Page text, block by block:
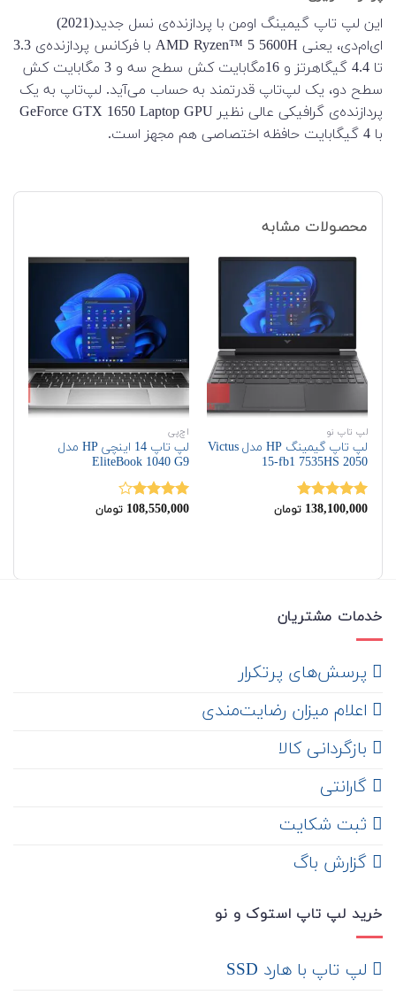
این لپ تاپ گیمینگ اومن با پردازنده‌‌ی نسل جدید(2021)
ای‌ام‌دی، یعنی AMD Ryzen™ 5 5600H با فرکانس پردازنده‌ی 3.3
تا 4.4 گیگاهرتز و 16مگابایت کش سطح سه و 3 مگابایت کش
سطح دو، یک لپ‌‌تاپ قدرتمند به حساب می‌آید. لپ‌تاپ به یک
پردازنده‌ی گرافیکی عالی نظیر GeForce GTX 1650 Laptop GPU
با 4 گیگابایت حافظه اختصاصی هم مجهز است.
محصولات مشابه
لپ تاپ نو
لپ تاپ گیمینگ HP مدل Victus
15-fb1 7535HS 2050
نمره5.00
138,100,000 تومان
اچ‌پی
لپ تاپ 14 اینچی HP مدل
EliteBook 1040 G9
نمره
108,550,000 تومان
خدمات مشتریان
‌ پرسش‌های پرتکرار
اعلام میزان رضایت‌مندی
‌ بازگردانی کالا
گارانتی
ثبت شکایت
‌ گزارش باگ
خرید لپ تاپ استوک و نو
لپ تاپ با هارد SSD